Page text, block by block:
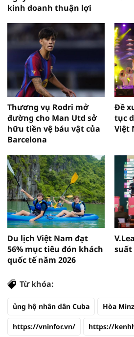
kinh doanh thuận lợi
Thương vụ Rodri mở
đường cho Man Utd sở
hữu tiền vệ báu vật của
Barcelona
Đề
tục
Việt
Du lịch Việt Nam đạt
56% mục tiêu đón khách
quốc tế năm 2026
suất
Từ khóa:
ủng hộ nhân dân Cuba Hòa
https://vninfor.vn/ https://